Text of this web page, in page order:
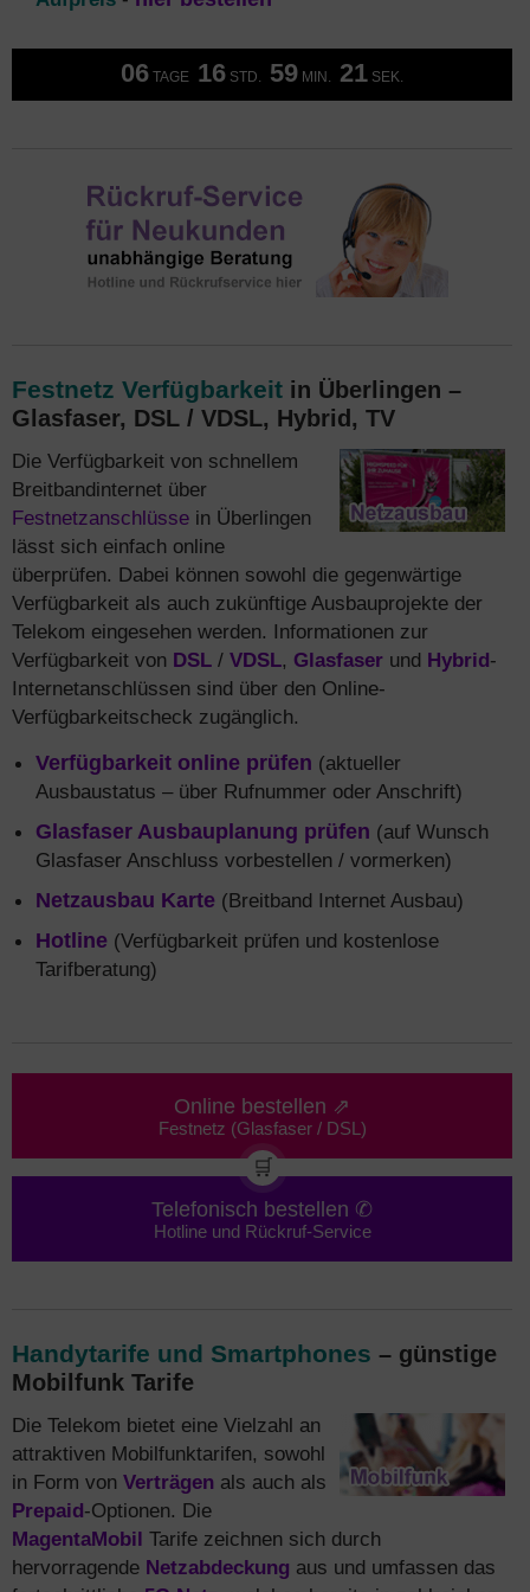
06 TAGE 16 STD. 59 MIN. 20 SEK.
Festnetz Verfügbarkeit in Überlingen –
Glasfaser, DSL / VDSL, Hybrid, TV
Die Verfügbarkeit von schnellem
Breitbandinternet über
Festnetzanschlüsse in Überlingen
lässt sich einfach online
überprüfen. Dabei können sowohl die gegenwärtige
Verfügbarkeit als auch zukünftige Ausbauprojekte der
Telekom eingesehen werden. Informationen zur
Verfügbarkeit von DSL / VDSL, Glasfaser und Hybrid-
Internetanschlüssen sind über den Online-
Verfügbarkeitscheck zugänglich.
Verfügbarkeit online prüfen (aktueller
Ausbaustatus – über Rufnummer oder Anschrift)
Glasfaser Ausbauplanung prüfen (auf Wunsch
Glasfaser Anschluss vorbestellen / vormerken)
Netzausbau Karte (Breitband Internet Ausbau)
Hotline (Verfügbarkeit prüfen und kostenlose
Tarifberatung)
Online bestellen ⇗
Festnetz (Glasfaser / DSL)
🛒
Telefonisch bestellen ✆
Hotline und Rückruf-Service
Handytarife und Smartphones – günstige
Mobilfunk Tarife
Die Telekom bietet eine Vielzahl an
attraktiven Mobilfunktarifen, sowohl
in Form von Verträgen als auch als
Prepaid-Optionen. Die
MagentaMobil Tarife zeichnen sich durch
hervorragende Netzabdeckung aus und umfassen das